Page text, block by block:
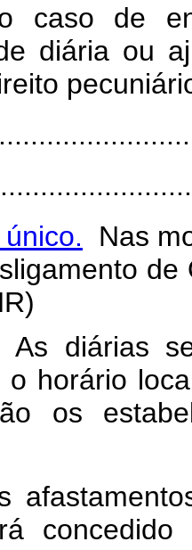
de
diária ou
Nas
diárias
o horário
os